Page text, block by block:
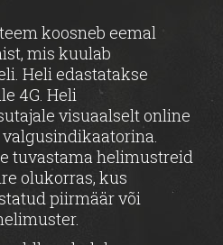
koosneb eemal
mis kuulab
Heli edastatakse
4G. Heli
visuaalselt online
tuvastama helimustreid
olukorras, kus
piirmäär või